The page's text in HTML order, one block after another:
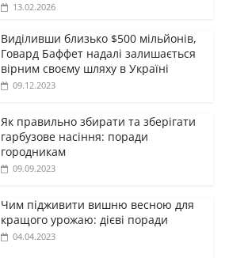
13.02.2026
Виділивши близько $500 мільйонів,
Говард Баффет надалі залишається
вірним своєму шляху в Україні
09.12.2023
Як правильно збирати та зберігати
гарбузове насіння: поради
городникам
09.09.2023
Чим підживити вишню весною для
кращого урожаю: дієві поради
04.04.2023